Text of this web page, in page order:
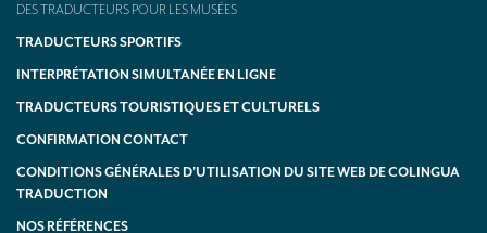
DES TRADUCTEURS POUR LES MUSÉES
TRADUCTEURS SPORTIFS
INTERPRÉTATION SIMULTANÉE EN LIGNE
TRADUCTEURS TOURISTIQUES ET CULTURELS
CONFIRMATION CONTACT
CONDITIONS GÉNÉRALES D’UTILISATION DU SITE WEB DE COLINGUA
TRADUCTION
NOS RÉFÉRENCES